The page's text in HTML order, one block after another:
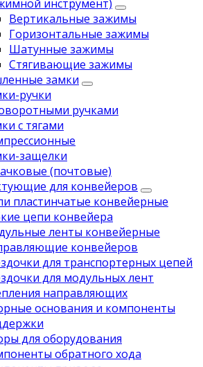
инструмент)
Вертикальные зажимы
Горизонтальные зажимы
Шатунные зажимы
Стягивающие зажимы
замки
ручки
ручками
с тягами
защелки
(почтовые)
для конвейеров
пластинчатые конвейерные
цепи конвейера
ленты конвейерные
конвейеров
для транспортерных цепей
для модульных лент
направляющих
основания и компоненты
для оборудования
обратного хода